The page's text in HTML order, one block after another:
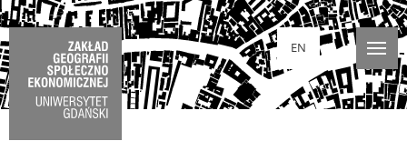
EN